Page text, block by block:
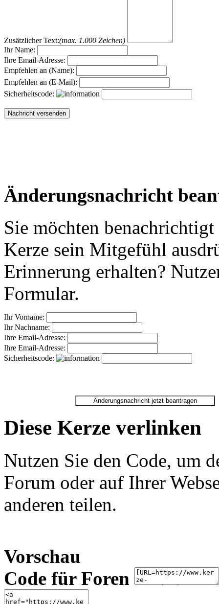
Zusätzlicher Text:(max. 1.000 Zeichen)
Ihr Name:
Ihre Email-Adresse:
Empfehlen an (Name):
Empfehlen an (E-Mail):
Sicherheitscode:
Änderungsnachricht
Sie möchten
Kerze sein Mitgefühl
Erinnerung erhalten?
Formular.
Ihr Vorname:
Ihr Nachname:
Ihre Email-Adresse:
Ihre Email-Adresse:
Sicherheitscode:
Diese Kerze verlinken
Nutzen Sie den Code, um
Forum oder auf Ihrer
anderen teilen.
Vorschau
Code für Foren